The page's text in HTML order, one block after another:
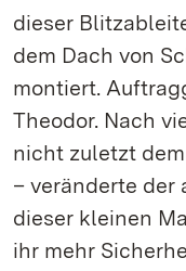
dieser
dem Dach von
montiert.
Theodor. Nach
nicht zuletzt
– veränderte der
dieser kleinen
ihr mehr